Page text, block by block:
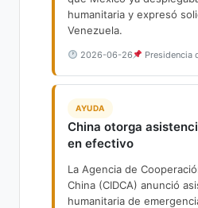
humanitaria y expresó
Venezuela.
2026-06-26 Presidencia
AYUDA
China otorga
en efectivo
La Agencia de
China (CIDCA) anunció
humanitaria de